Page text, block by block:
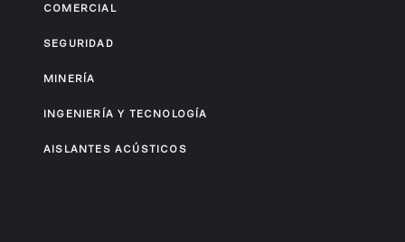
COMERCIAL
SEGURIDAD
MINERÍA
INGENIERÍA Y TECNOLOGÍA
AISLANTES ACÚSTICOS